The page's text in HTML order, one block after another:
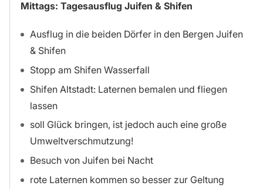
Mittags: Tagesausflug Juifen & Shifen
Ausflug in die beiden Dörfer in den Bergen Juifen
& Shifen
Stopp am Shifen Wasserfall
Shifen Altstadt: Laternen bemalen und fliegen
lassen
soll Glück bringen, ist jedoch auch eine große
Umweltverschmutzung!
Besuch von Juifen bei Nacht
rote Laternen kommen so besser zur Geltung